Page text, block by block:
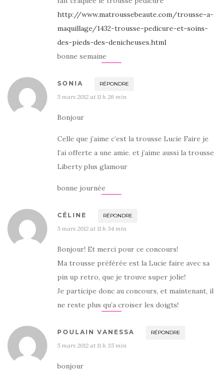
http://www.matroussebeaute.com/trousse-a-
maquillage/1432-trousse-pedicure-et-soins-
des-pieds-des-denicheuses.html
bonne semaine
SONIA RÉPONDRE
5 mars 2012 at 11 h 26 min
Bonjour
Celle que j’aime c’est la trousse Lucie Faire je
l’ai offerte a une amie. et j’aime aussi la trousse
Liberty plus glamour
bonne journée
CÉLINE RÉPONDRE
5 mars 2012 at 11 h 34 min
Bonjour! Et merci pour ce concours!
Ma trousse préférée est la Lucie faire avec sa
pin up retro, que je trouve super jolie!
Je participe donc au concours, et maintenant, il
ne reste plus qu’a croiser les doigts!
POULAIN VANESSA RÉPONDRE
5 mars 2012 at 11 h 35 min
bonjour